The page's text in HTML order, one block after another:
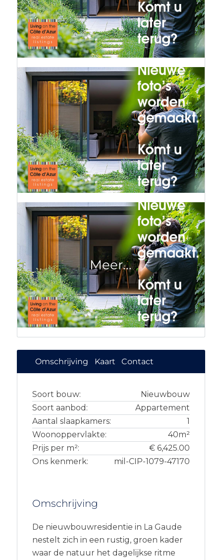
Omschrijving Kaart Contact
Soort bouw:
Nieuwbouw
Soort aanbod:
Appartement
Aantal slaapkamers:
1
Woonoppervlakte:
40m²
Prijs per m²:
€ 6,425.00
Ons kenmerk:
mil-CIP-1079-47170
Omschrijving
De nieuwbouwresidentie in La Gaude
nestelt zich in een rustig, groen kader
waar de natuur het dagelijkse ritme